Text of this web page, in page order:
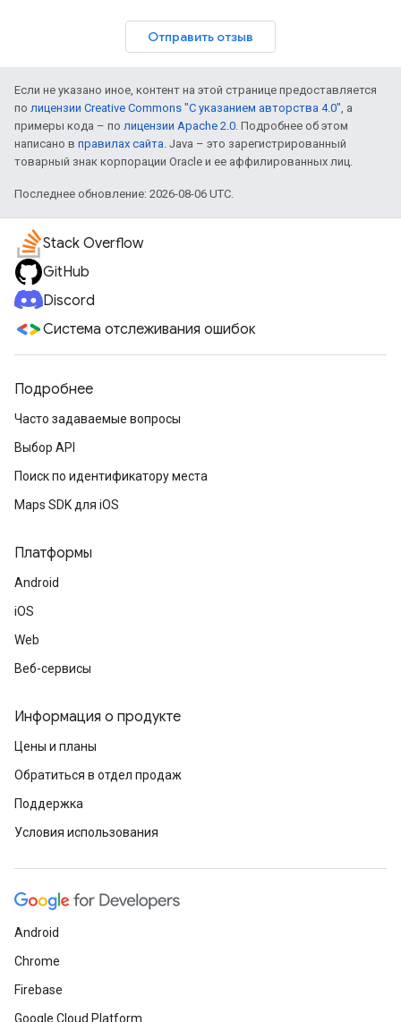
Отправить отзыв
Если не указано иное, контент на этой странице предоставляется
по лицензии Creative Commons "С указанием авторства 4.0", а
примеры кода – по лицензии Apache 2.0. Подробнее об этом
написано в правилах сайта. Java – это зарегистрированный
товарный знак корпорации Oracle и ее аффилированных лиц.
Последнее обновление: 2026-08-06 UTC.
Stack Overflow
GitHub
Discord
Система отслеживания ошибок
Подробнее
Часто задаваемые вопросы
Выбор API
Поиск по идентификатору места
Maps SDK для iOS
Платформы
Android
iOS
Web
Веб-сервисы
Информация о продукте
Цены и планы
Обратиться в отдел продаж
Поддержка
Условия использования
Android
Chrome
Firebase
Google Cloud Platform